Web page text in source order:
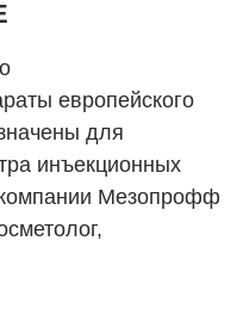
европейского
для
инъекционных
Мезопрофф